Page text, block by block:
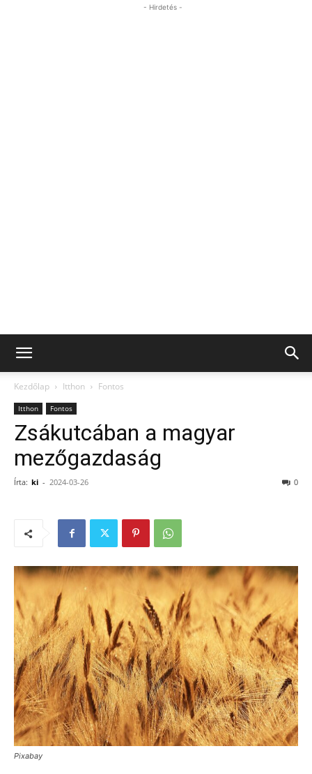
- Hirdetés -
Kezdőlap Itthon Fontos
Itthon Fontos
Zsákutcában a magyar
mezőgazdaság
Írta: ki - 2024-03-26 0
Pixabay